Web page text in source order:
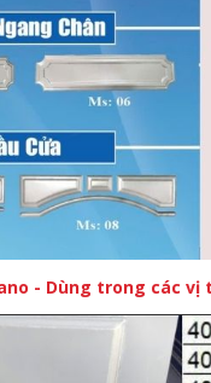
- Dùng trong các